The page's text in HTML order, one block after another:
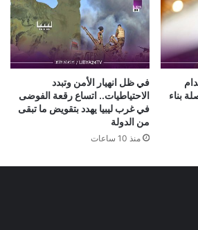
بناء
في ظل انهيار الأمن وتبدد
الاحتياطيات.. اتساع رقعة الفوضى
في غرب ليبيا يهدد بتقويض ما تبقى
من الدولة
منذ 10 ساعات